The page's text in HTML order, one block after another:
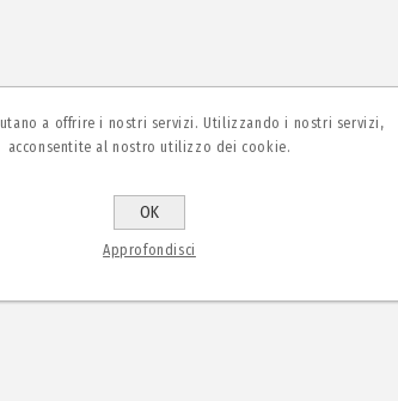
a offrire i nostri servizi. Utilizzando i nostri servizi,
acconsentite al nostro utilizzo dei cookie.
OK
Approfondisci